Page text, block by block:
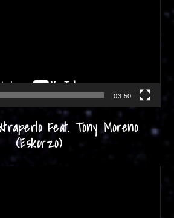
03:50
Feat. Tony Moreno
(Eskorzo)